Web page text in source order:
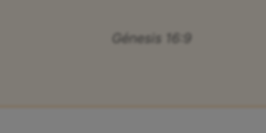
Génesis 16:9